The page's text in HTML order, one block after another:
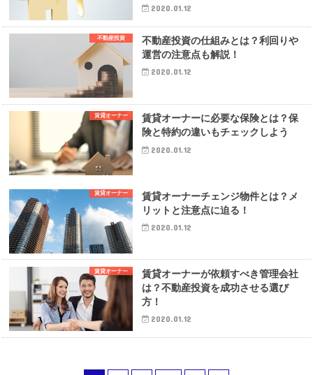
2020.01.12
不動産投資
不動産投資の仕組みとは？利回りや
運営の注意点も解説！
2020.01.12
賃貸オーナー
賃貸オーナーに必要な保険とは？保
険と特約の違いもチェックしよう
2020.01.12
賃貸オーナー
賃貸オーナーチェンジ物件とは？メ
リットと注意点に迫る！
2020.01.12
賃貸オーナー
賃貸オーナーが依頼すべき管理会社
は？不動産投資を成功させる選び
方！
2020.01.12